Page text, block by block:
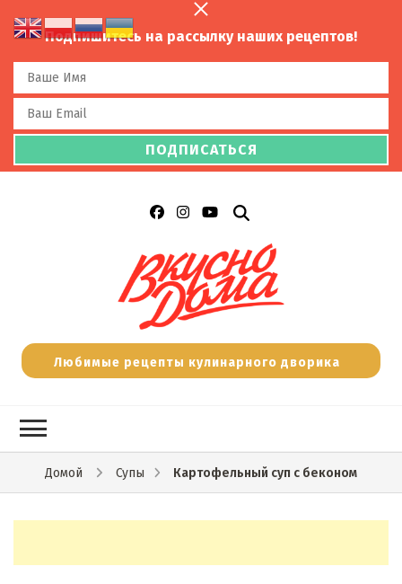
Подпишитесь на рассылку наших рецептов!
Любимые рецепты кулинарного дворика
Домой Супы Картофельный суп с беконом